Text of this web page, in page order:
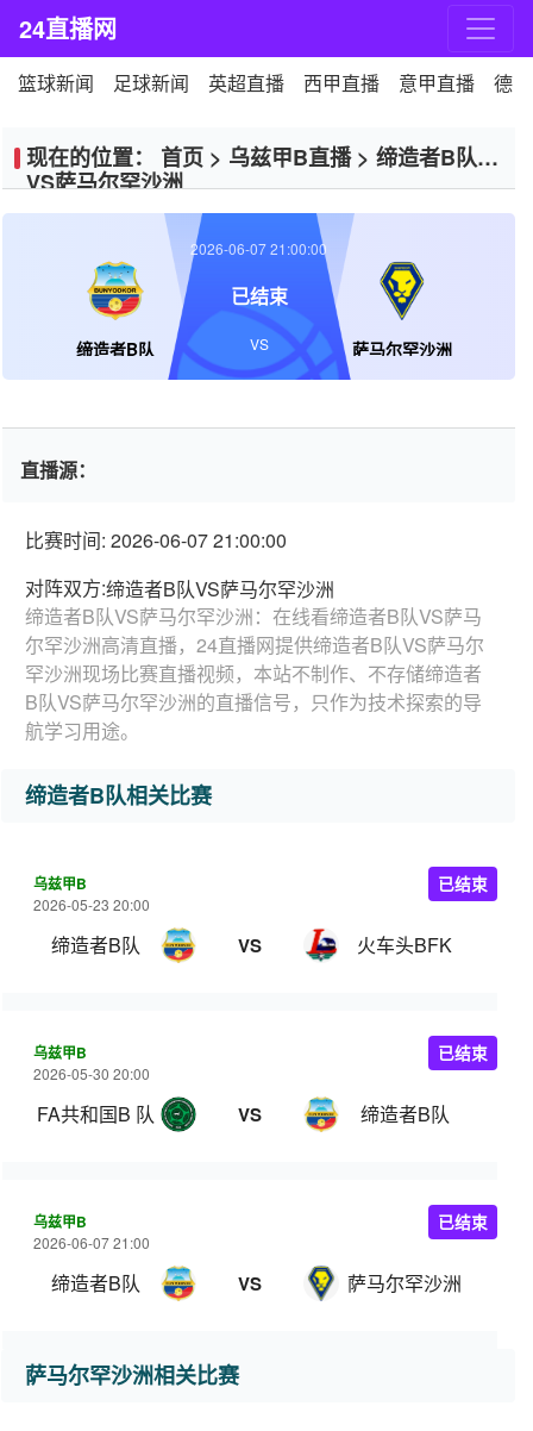
24直播网
篮球新闻 足球新闻 英超直播 西甲直播 意甲直播 德
现在的位置： 首页 > 乌兹甲B直播> 缔造者B队
VS萨马尔罕沙洲
缔造者B队 萨马尔罕沙洲
2026-06-07 21:00:00
已结束
VS
直播源：
比赛时间: 2026-06-07 21:00:00
对阵双方:缔造者B队VS萨马尔罕沙洲
缔造者B队VS萨马尔罕沙洲：在线看缔造者B队VS萨马
尔罕沙洲高清直播，24直播网提供缔造者B队VS萨马尔
罕沙洲现场比赛直播视频，本站不制作、不存储缔造者
B队VS萨马尔罕沙洲的直播信号，只作为技术探索的导
航学习用途。
缔造者B队相关比赛
乌兹甲B
2026-05-23 20:00
缔造者B队 VS 火车头BFK
已结束
乌兹甲B
2026-05-30 20:00
FA共和国B 队 VS 缔造者B队
已结束
乌兹甲B
2026-06-07 21:00
缔造者B队 VS 萨马尔罕沙洲
已结束
萨马尔罕沙洲相关比赛